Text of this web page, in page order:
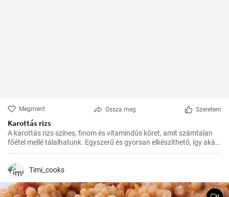
Megment Ossza meg Szeretem
Karottás rizs
A karottás rizs színes, finom és vitamindús köret, amit számtalan
főétel mellé tálalhatunk. Egyszerű és gyorsan elkészíthető, így akár
a rohanós hétköznapokon is bátran bevetésre kerülhet.
Timi_cooks